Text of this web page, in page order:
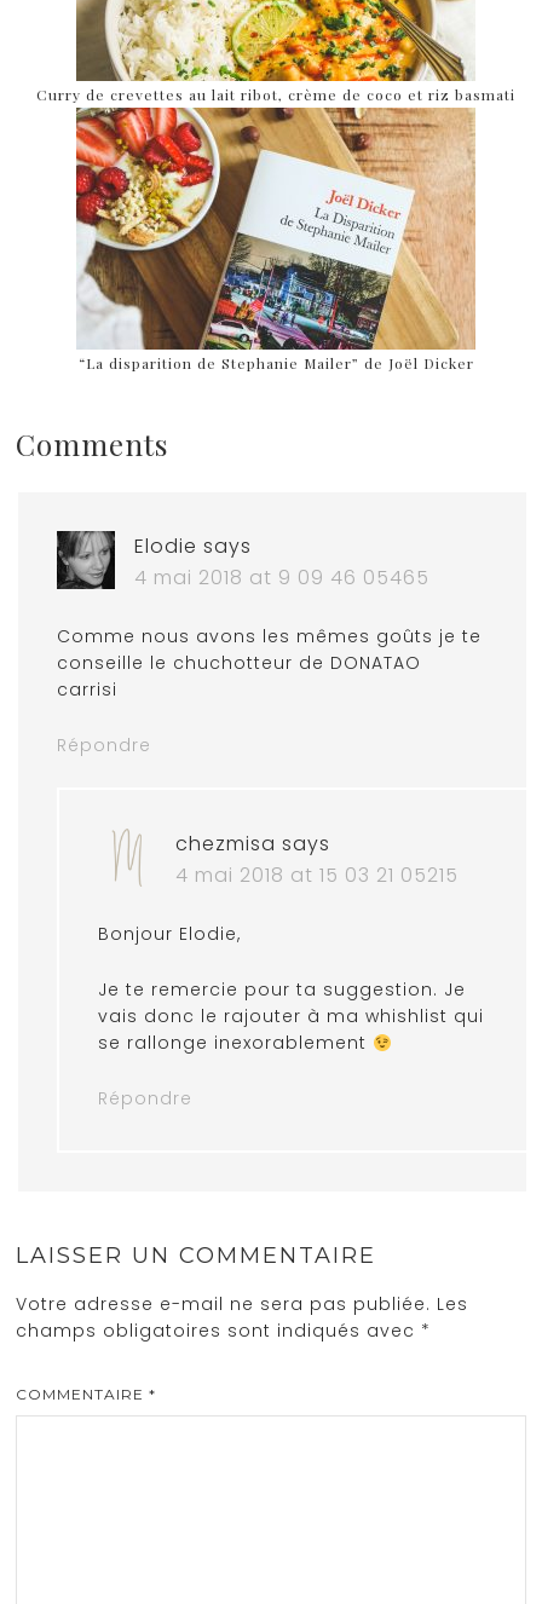
Curry de crevettes au lait ribot, crème de coco et riz basmati
“La disparition de Stephanie Mailer” de Joël Dicker
Comments
Elodie says
4 mai 2018 at 9 09 46 05465
Comme nous avons les mêmes goûts je te
conseille le chuchotteur de DONATAO
carrisi
Répondre
chezmisa says
4 mai 2018 at 15 03 21 05215
Bonjour Elodie,
Je te remercie pour ta suggestion. Je
vais donc le rajouter à ma whishlist qui
se rallonge inexorablement
Répondre
LAISSER UN COMMENTAIRE
Votre adresse e-mail ne sera pas publiée. Les
champs obligatoires sont indiqués avec *
COMMENTAIRE*